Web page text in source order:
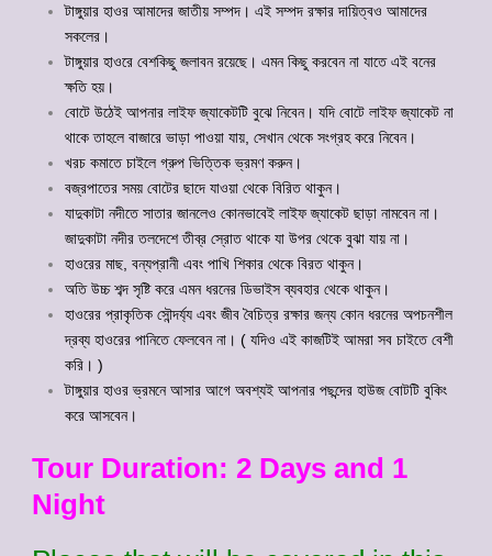
টাঙ্গুয়ার হাওর আমাদের জাতীয় সম্পদ। এই সম্পদ রক্ষার দায়িত্বও আমাদের
সকলের।
টাঙ্গুয়ার হাওরে বেশকিছু জলাবন রয়েছে। এমন কিছু করবেন না যাতে এই বনের
ক্ষতি হয়।
বোটে উঠেই আপনার লাইফ জ্যাকেটটি বুঝে নিবেন। যদি বোটে লাইফ জ্যাকেট না
থাকে তাহলে বাজারে ভাড়া পাওয়া যায়, সেখান থেকে সংগ্রহ করে নিবেন।
খরচ কমাতে চাইলে গ্রুপ ভিত্তিক ভ্রমণ করুন।
বজ্রপাতের সময় বোটের ছাদে যাওয়া থেকে বিরিত থাকুন।
যাদুকাটা নদীতে সাতার জানলেও কোনভাবেই লাইফ জ্যাকেট ছাড়া নামবেন না।
জাদুকাটা নদীর তলদেশে তীব্র স্রোত থাকে যা উপর থেকে বুঝা যায় না।
হাওরের মাছ, বন্যপ্রানী এবং পাখি শিকার থেকে বিরত থাকুন।
অতি উচ্চ শব্দ সৃষ্টি করে এমন ধরনের ডিভাইস ব্যবহার থেকে থাকুন।
হাওরের প্রাকৃতিক সৌন্দর্য্য এবং জীব বৈচিত্র রক্ষার জন্য কোন ধরনের অপচনশীল
দ্রব্য হাওরের পানিতে ফেলবেন না। ( যদিও এই কাজটিই আমরা সব চাইতে বেশী
করি। )
টাঙ্গুয়ার হাওর ভ্রমনে আসার আগে অবশ্যই আপনার পছন্দের হাউজ বোটটি বুকিং
করে আসবেন।
Tour Duration: 2 Days and 1
Night